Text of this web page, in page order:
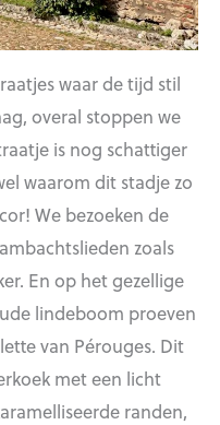
waar de tijd stil
overal stoppen we
is nog schattiger
waarom dit stadje zo
We bezoeken de
zoals
En op het gezellige
lindeboom proeven
van Pérouges. Dit
met een licht
randen,